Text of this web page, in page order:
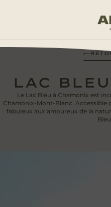
LAC
Le Lac Bleu à Chamonix est
Chamonix-Mont-Blanc. Accessible
fabuleux aux amoureux de la